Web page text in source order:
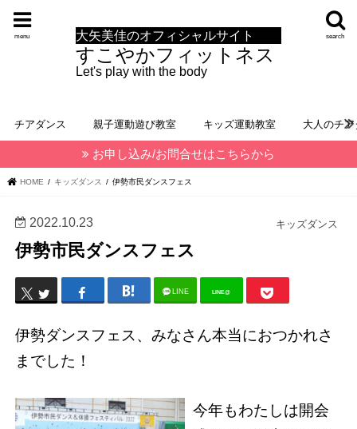
大矢美佳のオフィシャルサイト
すこやかフィットネス
Let's play with the body
search
menu
チアダンス 親子運動遊び教室 キッズ運動教室 大人のチ
お申し込み/お問合せはこちらから
HOME キッズダンス 伊勢市民ダンスフェス
キッズダンス
2022.10.23
伊勢市民ダンスフェス
LINE LINE@
伊勢ダンスフェス、みなさん本当におつかれさ
までした！
今年もわたしは開会